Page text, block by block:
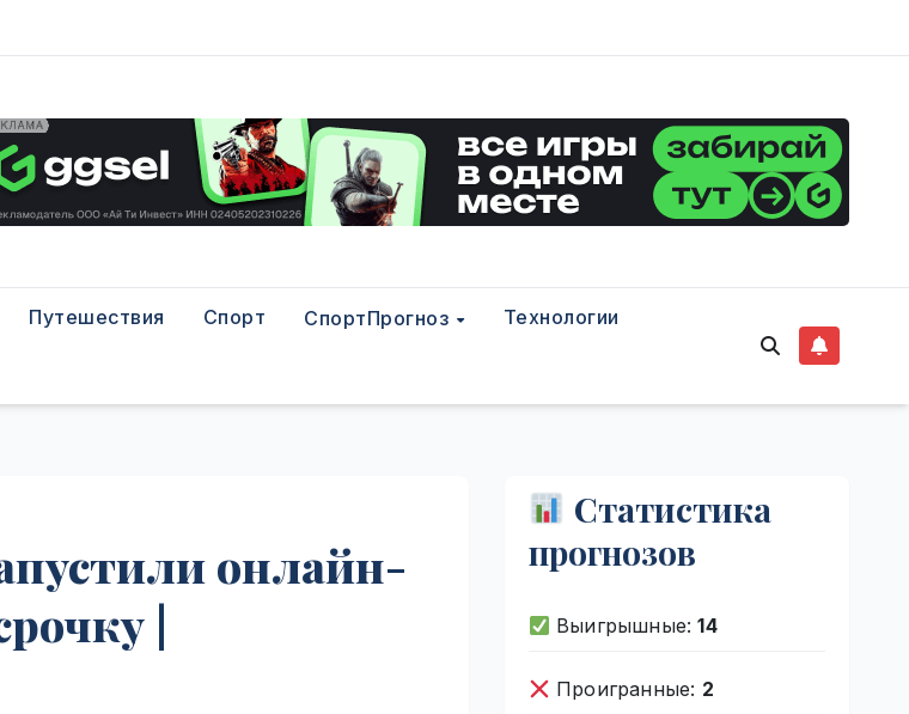
Путешествия Спорт СпортПрогноз Технологии
онлайн-
|
Статистика
прогнозов
Выигрышные:14
Проигранные: 2